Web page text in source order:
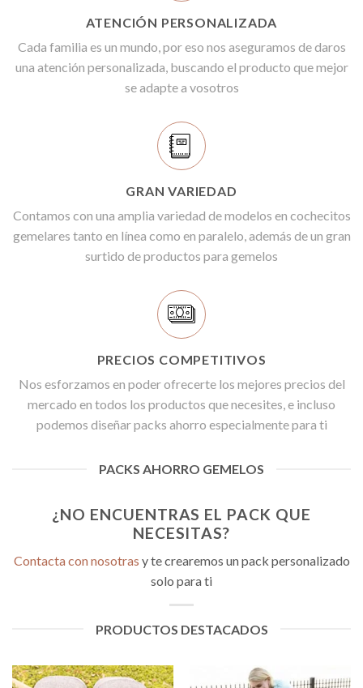
ATENCIÓN PERSONALIZADA
Cada familia es un mundo, por eso nos aseguramos de daros
una atención personalizada, buscando el producto que mejor
se adapte a vosotros
GRAN VARIEDAD
Contamos con una amplia variedad de modelos en cochecitos
gemelares tanto en línea como en paralelo, además de un gran
surtido de productos para gemelos
PRECIOS COMPETITIVOS
Nos esforzamos en poder ofrecerte los mejores precios del
mercado en todos los productos que necesites, e incluso
podemos diseñar packs ahorro especialmente para ti
PACKS AHORRO GEMELOS
¿NO ENCUENTRAS EL PACK QUE
NECESITAS?
Contacta con nosotras y te crearemos un pack personalizado
solo para ti
PRODUCTOS DESTACADOS